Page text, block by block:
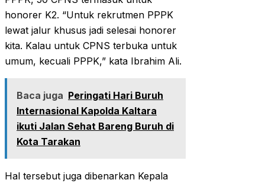
honorer K2. “Untuk rekrutmen PPPK
lewat jalur khusus jadi selesai honorer
kita. Kalau untuk CPNS terbuka untuk
umum, kecuali PPPK,” kata Ibrahim Ali.
Baca juga Peringati Hari Buruh
Internasional Kapolda Kaltara
ikuti Jalan Sehat Bareng Buruh di
Kota Tarakan
Hal tersebut juga dibenarkan Kepala